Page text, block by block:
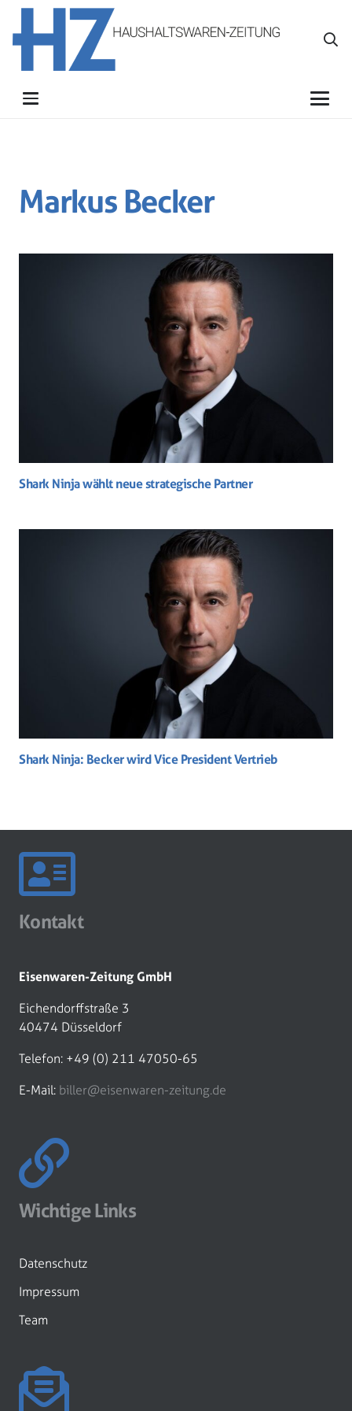
Markus Becker
Shark Ninja wählt neue strategische Partner
Shark Ninja: Becker wird Vice President Vertrieb
Kontakt
Eisenwaren-Zeitung GmbH
Eichendorffstraße 3
40474 Düsseldorf
Telefon: +49 (0) 211 47050-65
E-Mail: biller@eisenwaren-zeitung.de
Wichtige Links
Datenschutz
Impressum
Team